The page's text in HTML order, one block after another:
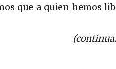
que a quien hemos